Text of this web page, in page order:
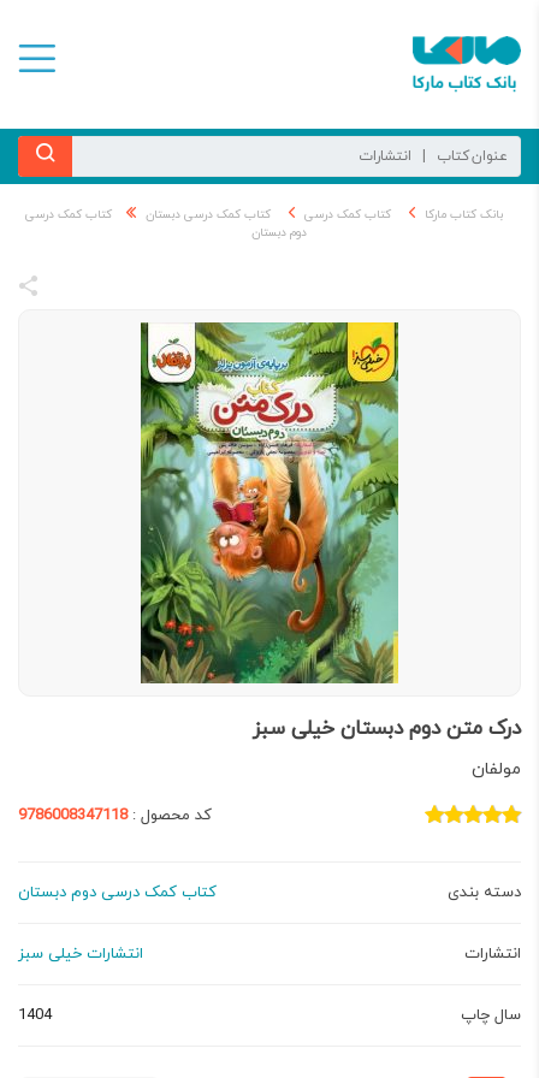
بانک کتاب مارکا کتاب کمک درسی کتاب کمک درسی دبستان
کتاب کمک درسی
دوم دبستان
درک متن دوم دبستان خیلی سبز
مولفان
کد محصول :9786008347118
دسته بندی کتاب کمک درسی دوم دبستان
انتشارات انتشارات خیلی سبز
سال چاپ 1404